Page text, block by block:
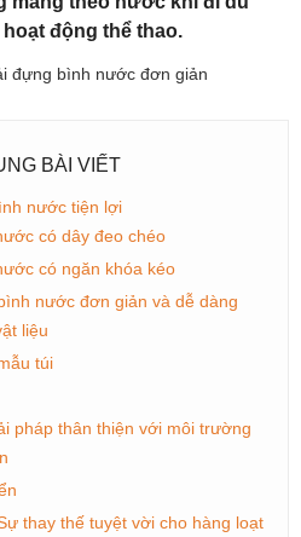
động thể thao.
đựng bình nước đơn giản
BÀI VIẾT
nước tiện lợi
có dây đeo chéo
có ngăn khóa kéo
nước đơn giản và dễ dàng
liệu
túi
pháp thân thiện với môi trường
thay thế tuyệt vời cho hàng loạt